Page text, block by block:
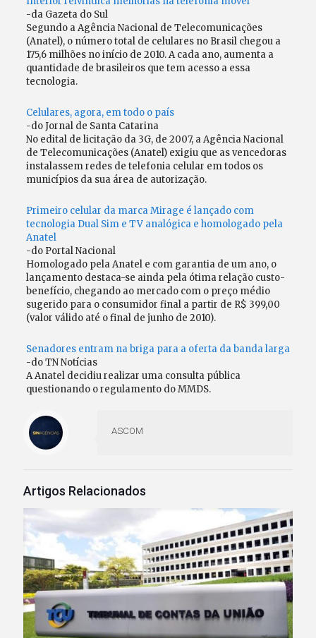
-da Gazeta do Sul
Segundo a Agência Nacional de Telecomunicações
(Anatel), o número total de celulares no Brasil chegou a
175,6 milhões no início de 2010. A cada ano, aumenta a
quantidade de brasileiros que tem acesso a essa
tecnologia.
Celulares, agora, em todo o país
-do Jornal de Santa Catarina
No edital de licitação da 3G, de 2007, a Agência Nacional
de Telecomunicações (Anatel) exigiu que as vencedoras
instalassem redes de telefonia celular em todos os
municípios da sua área de autorização.
Primeiro celular da marca Mirage é lançado com
tecnologia Dual Sim e TV analógica e homologado pela
Anatel
-do Portal Nacional
Homologado pela Anatel e com garantia de um ano, o
lançamento destaca-se ainda pela ótima relação custo-
benefício, chegando ao mercado com o preço médio
sugerido para o consumidor final a partir de R$ 399,00
(valor válido até o final de junho de 2010).
Senadores entram na briga para a oferta da banda larga
-do TN Notícias
A Anatel decidiu realizar uma consulta pública
questionando o regulamento do MMDS.
ASCOM
Artigos Relacionados